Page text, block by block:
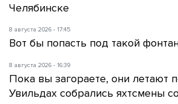
Челябинске
8 августа 2026 - 17:45
Вот бы попасть под такой
8 августа 2026 - 16:39
Пока вы загораете, они летают
Увильдах собрались яхтсмены